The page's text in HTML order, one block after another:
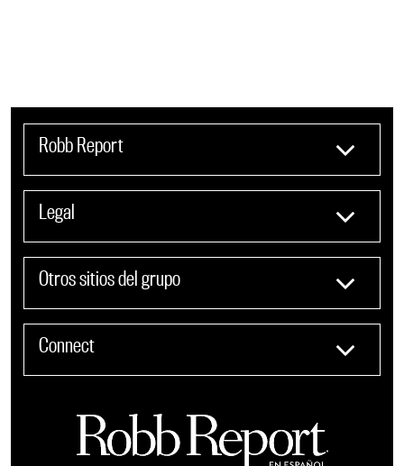
Robb Report
Legal
Otros sitios del grupo
Connect